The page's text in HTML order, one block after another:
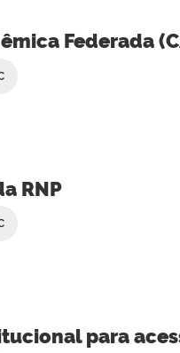
Federada
RNP
para